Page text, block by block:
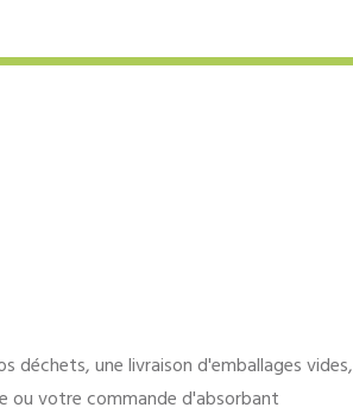
déchets, une livraison d'emballages vides,
ou votre commande d'absorbant